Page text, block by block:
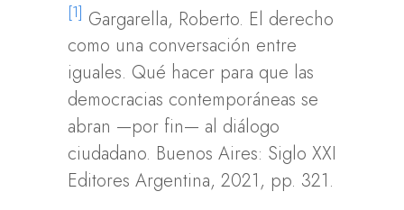
[1] Gargarella, Roberto. El derecho
como una conversación entre
iguales. Qué hacer para que las
democracias contemporáneas se
abran —por fin— al diálogo
ciudadano. Buenos Aires: Siglo XXI
Editores Argentina, 2021, pp. 321.